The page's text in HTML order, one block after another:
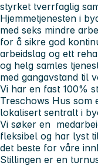
styrket tverrfaglig
Hjemmetjenesten i
med seks mindre
for å sikre god
arbeidslag og ett
og helg samles
med gangavstand til
Vi har en fast 100%
Treschows Hus som
lokalisert sentralt i
Vi søker en
fleksibel og har lyst
det beste for våre
Stillingen er en